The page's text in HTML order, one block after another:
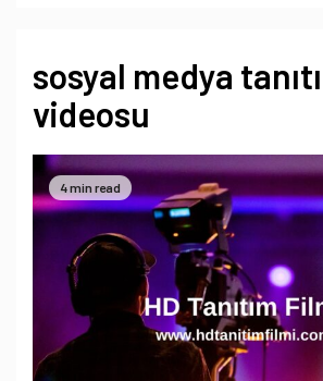
sosyal medya
videosu
4 min read